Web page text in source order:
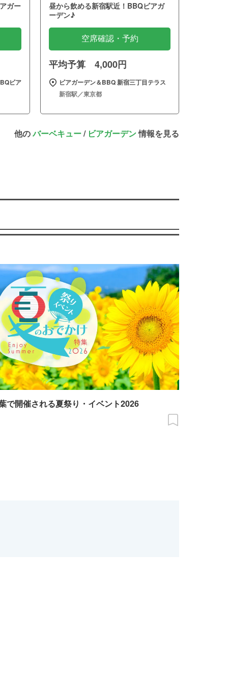
ガー
ビア
昼から飲める新宿駅近！BBQビアガ
ーデン♪
空席確認・予約
平均予算 4,000円
ビアガーデン＆BBQ 新宿三丁目テラス
新宿駅／東京都
他のバーベキュー/ ビアガーデン情報を見る
で開催される夏祭り・イベント2026